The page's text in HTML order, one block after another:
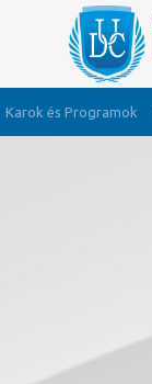
Karok és Programok